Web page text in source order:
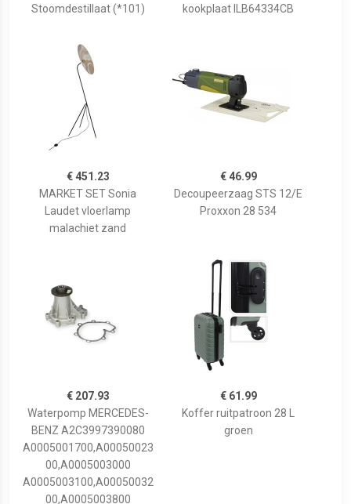
Stoomdestillaat (*101)
kookplaat ILB64334CB
€ 451.23
MARKET SET Sonia
Laudet vloerlamp
malachiet zand
€ 46.99
Decoupeerzaag STS 12/E
Proxxon 28 534
€ 207.93
Waterpomp MERCEDES-
BENZ A2C3997390080
A0005001700,A00050023
00,A0005003000
A0005003100,A00050032
00,A0005003800
€ 61.99
Koffer ruitpatroon 28 L
groen